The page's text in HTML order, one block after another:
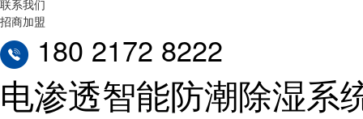
联系我们
招商加盟
180 2172 8222
电渗透智能防潮除湿系